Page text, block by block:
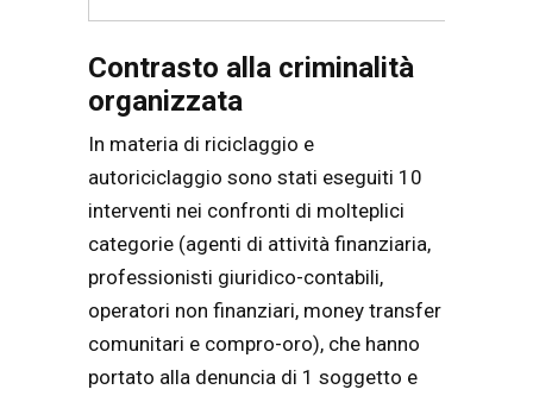
Contrasto alla criminalità
organizzata
In materia di riciclaggio e
autoriciclaggio sono stati eseguiti 10
interventi nei confronti di molteplici
categorie (agenti di attività finanziaria,
professionisti giuridico-contabili,
operatori non finanziari, money transfer
comunitari e compro-oro), che hanno
portato alla denuncia di 1 soggetto e